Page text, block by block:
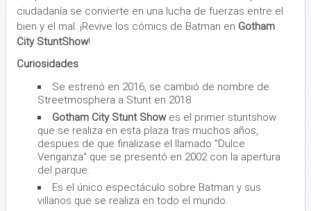
ciudadanía se convierte en una lucha de fuerzas entre el
bien y el mal. ¡Revive los cómics de Batman en Gotham
City StuntShow!
Curiosidades
Se estrenó en 2016, se cambió de nombre de
Streetmosphera a Stunt en 2018
Gotham City Stunt Showes el primer stuntshow
que se realiza en esta plaza tras muchos años,
despues de que finalizase el llamado "Dulce
Venganza" que se presentó en 2002 con la apertura
del parque.
Es el único espectáculo sobre Batman y sus
villanos que se realiza en todo el mundo.